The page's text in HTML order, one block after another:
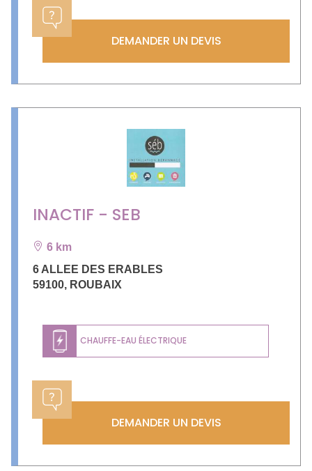
DEMANDER UN DEVIS
INACTIF - SEB
6 km
6 ALLEE DES ERABLES
59100, ROUBAIX
CHAUFFE-EAU ÉLECTRIQUE
DEMANDER UN DEVIS